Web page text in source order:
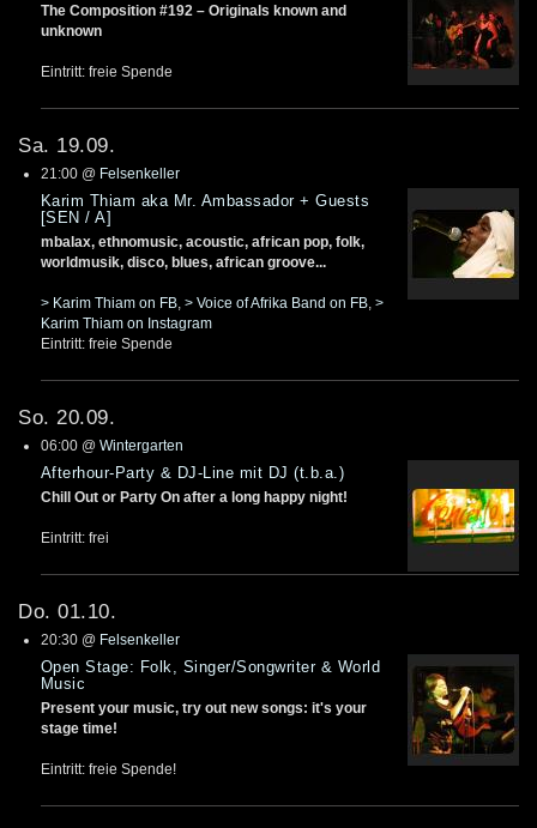
The Composition #192 – Originals known and
unknown
Eintritt: freie Spende
Sa. 19.09.
21:00@ Felsenkeller
Karim Thiam aka Mr. Ambassador + Guests
[SEN / A]
mbalax, ethnomusic, acoustic, african pop, folk,
worldmusik, disco, blues, african groove...
> Karim Thiam on FB, > Voice of Afrika Band on FB, >
Karim Thiam on Instagram
Eintritt: freie Spende
So. 20.09.
06:00@ Wintergarten
Afterhour-Party & DJ-Line mit DJ (t.b.a.)
Chill Out or Party On after a long happy night!
Eintritt: frei
Do. 01.10.
20:30@ Felsenkeller
Open Stage: Folk, Singer/Songwriter & World
Music
Present your music, try out new songs: it's your
stage time!
Eintritt: freie Spende!